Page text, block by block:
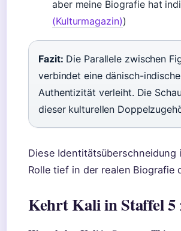
aber meine Biografie hat
(Kulturmagazin))
Fazit: Die Parallele zwischen
verbindet eine dänisch-
Authentizität verleiht. Die
dieser kulturellen
Diese
Rolle tief in der realen Biografie
Kehrt Kali in Staffel 5